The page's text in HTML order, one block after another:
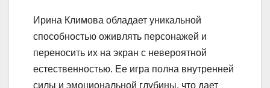
Ирина Климова обладает уникальной
способностью оживлять персонажей и
переносить их на экран с невероятной
естественностью. Ее игра полна внутренней
силы и эмоциональной глубины, что дает